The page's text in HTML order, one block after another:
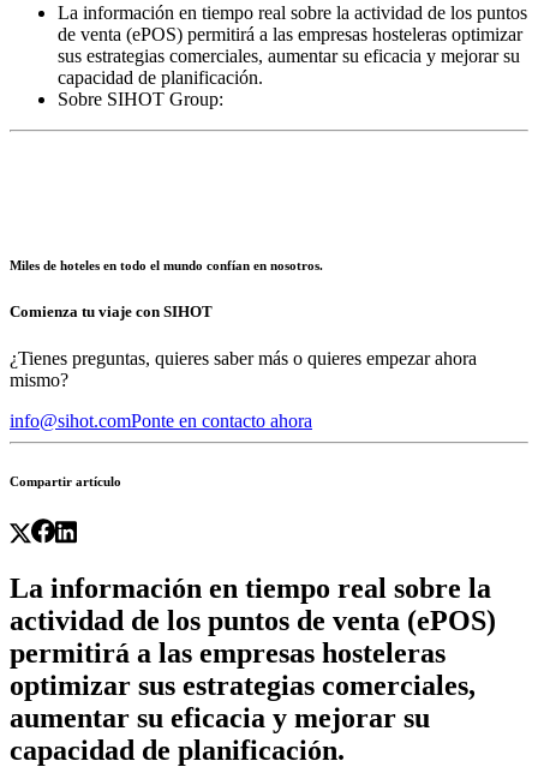
La información en tiempo real sobre la actividad de los puntos
de venta (ePOS) permitirá a las empresas hosteleras optimizar
sus estrategias comerciales, aumentar su eficacia y mejorar su
capacidad de planificación.
Sobre SIHOT Group:
Miles de hoteles en todo el mundo confían en nosotros.
Comienza tu viaje con SIHOT
¿Tienes preguntas, quieres saber más o quieres empezar ahora
mismo?
info@sihot.comPonte en contacto ahora
Compartir artículo
La información en tiempo real sobre la
actividad de los puntos de venta (ePOS)
permitirá a las empresas hosteleras
optimizar sus estrategias comerciales,
aumentar su eficacia y mejorar su
capacidad de planificación.